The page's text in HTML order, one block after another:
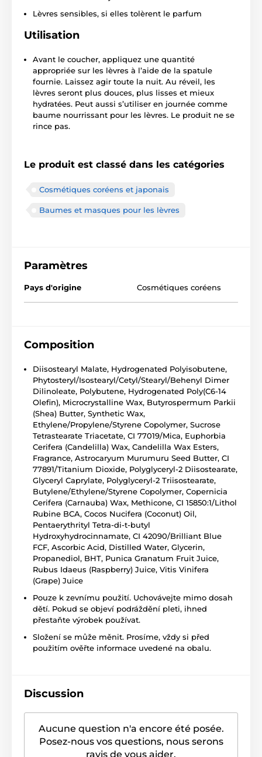
Lèvres sensibles, si elles tolèrent le parfum
Utilisation
Avant le coucher, appliquez une quantité
appropriée sur les lèvres à l’aide de la spatule
fournie. Laissez agir toute la nuit. Au réveil, les
lèvres seront plus douces, plus lisses et mieux
hydratées. Peut aussi s’utiliser en journée comme
baume nourrissant pour les lèvres. Le produit ne se
rince pas.
Le produit est classé dans les catégories
Cosmétiques coréens et japonais
Baumes et masques pour les lèvres
Paramètres
Pays d'origine Cosmétiques coréens
Composition
Diisostearyl Malate, Hydrogenated Polyisobutene,
Phytosteryl/Isostearyl/Cetyl/Stearyl/Behenyl Dimer
Dilinoleate, Polybutene, Hydrogenated Poly(C6-14
Olefin), Microcrystalline Wax, Butyrospermum Parkii
(Shea) Butter, Synthetic Wax,
Ethylene/Propylene/Styrene Copolymer, Sucrose
Tetrastearate Triacetate, CI 77019/Mica, Euphorbia
Cerifera (Candelilla) Wax, Candelilla Wax Esters,
Fragrance, Astrocaryum Murumuru Seed Butter, CI
77891/Titanium Dioxide, Polyglyceryl-2 Diisostearate,
Glyceryl Caprylate, Polyglyceryl-2 Triisostearate,
Butylene/Ethylene/Styrene Copolymer, Copernicia
Cerifera (Carnauba) Wax, Methicone, CI 15850:1/Lithol
Rubine BCA, Cocos Nucifera (Coconut) Oil,
Pentaerythrityl Tetra-di-t-butyl
Hydroxyhydrocinnamate, CI 42090/Brilliant Blue
FCF, Ascorbic Acid, Distilled Water, Glycerin,
Propanediol, BHT, Punica Granatum Fruit Juice,
Rubus Idaeus (Raspberry) Juice, Vitis Vinifera
(Grape) Juice
Pouze k zevnímu použití. Uchovávejte mimo dosah
dětí. Pokud se objeví podráždění pleti, ihned
přestaňte výrobek používat.
Složení se může měnit. Prosíme, vždy si před
použitím ověřte informace uvedené na obalu.
Discussion
Aucune question n'a encore été posée.
Posez-nous vos questions, nous serons
ravis de vous aider.